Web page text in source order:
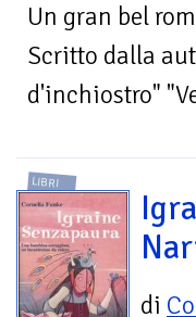
Un gran bel
Scritto dalla
d'inchiostro"
LIBRI
di